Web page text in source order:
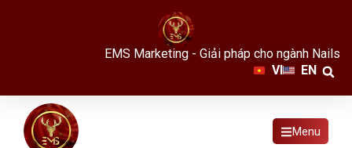
EMS Marketing - Giải pháp cho ngành Nails
VI
EN
Menu